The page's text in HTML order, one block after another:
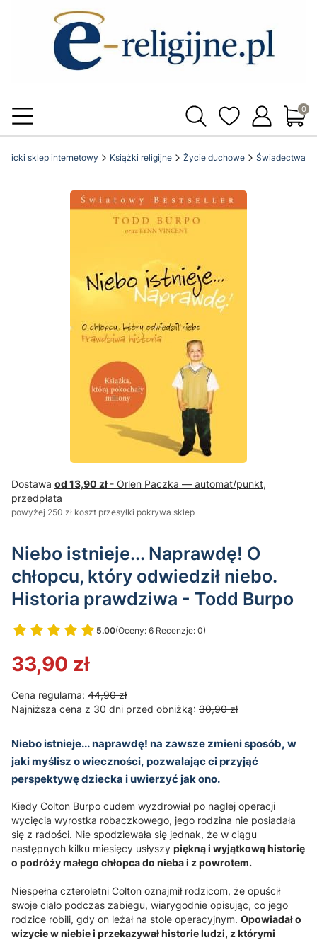
sklep internetowy Książki religijne Życie duchowe Świadectwa
Dostawa od 13,90 zł - Orlen Paczka — automat/punkt,
przedpłata
powyżej 250 zł koszt przesyłki pokrywa sklep
Niebo istnieje... Naprawdę! O
chłopcu, który odwiedził niebo.
Historia prawdziwa - Todd Burpo
5.00(Oceny: 6 Recenzje: 0)
Przejdź do sekcji Opinie
33,90 zł
Cena regularna: 44,90 zł
Najniższa cena z 30 dni przed obniżką: 30,90 zł
Niebo istnieje... naprawdę! na zawsze zmieni sposób, w
jaki myślisz o wieczności, pozwalając ci przyjąć
perspektywę dziecka i uwierzyć jak ono.
Kiedy Colton Burpo cudem wyzdrowiał po nagłej operacji
wycięcia wyrostka robaczkowego, jego rodzina nie posiadała
się z radości. Nie spodziewała się jednak, że w ciągu
następnych kilku miesięcy usłyszy piękną i wyjątkową historię
o podróży małego chłopca do nieba i z powrotem.
Niespełna czteroletni Colton oznajmił rodzicom, że opuścił
swoje ciało podczas zabiegu, wiarygodnie opisując, co jego
rodzice robili, gdy on leżał na stole operacyjnym. Opowiadał o
wizycie w niebie i przekazywał historie ludzi, z którymi